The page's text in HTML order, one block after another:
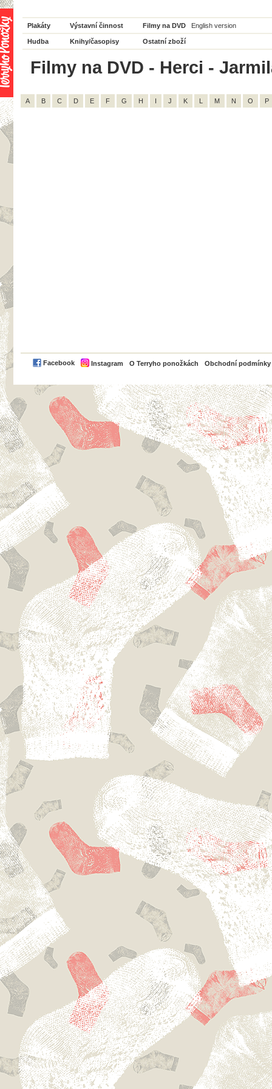
Plakáty Výstavní činnost Filmy na DVD English version
Hudba Knihy/časopisy Ostatní zboží
Filmy na DVD - Herci -
A B C D E F G H I J K L M N O P
Facebook Instagram O Terryho ponožkách Obchodní podmínky
PayPal